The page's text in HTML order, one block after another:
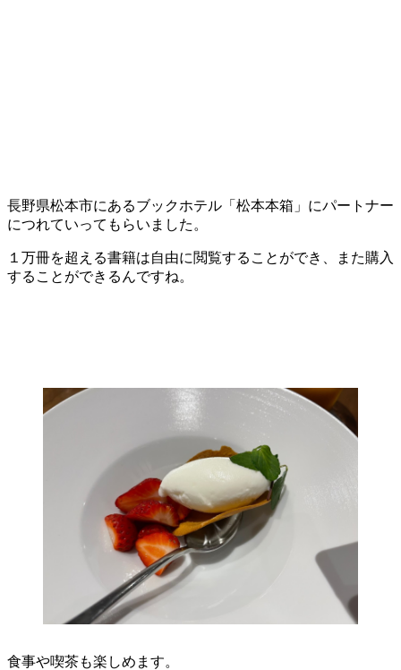
長野県松本市にあるブックホテル「松本本箱」にパートナー
につれていってもらいました。
１万冊を超える書籍は自由に閲覧することができ、また購入
することができるんですね。
食事や喫茶も楽しめます。